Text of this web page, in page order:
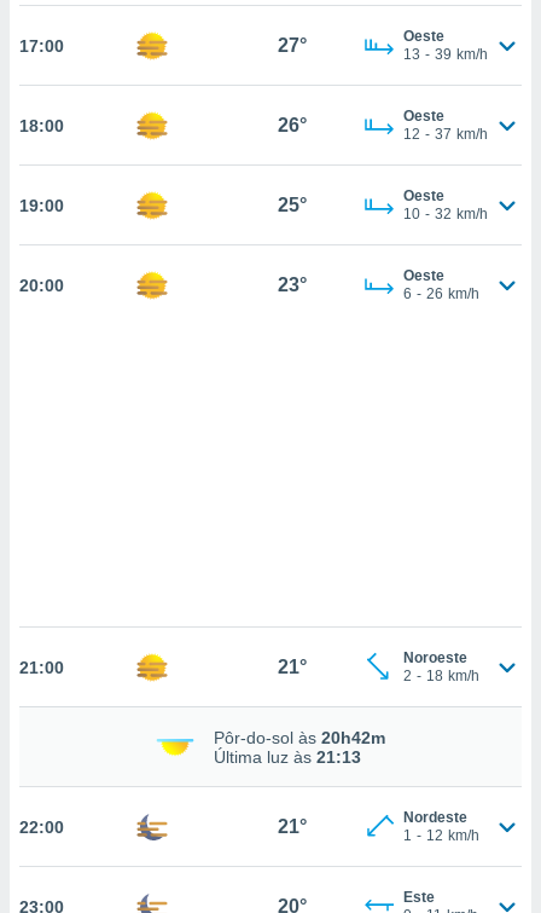
ao
todos os
no
um perfil
a
17:00 27°
Oeste
13 - 39 km/h
18:00 26°
Oeste
12 - 37 km/h
19:00 25°
Oeste
10 - 32 km/h
20:00 23°
Oeste
6 - 26 km/h
21:00 21°
Noroeste
2 - 18 km/h
Pôr-do-sol às 20h42m
Última luz às 21:13
22:00 21°
Nordeste
1 - 12 km/h
23:00 20°
Este